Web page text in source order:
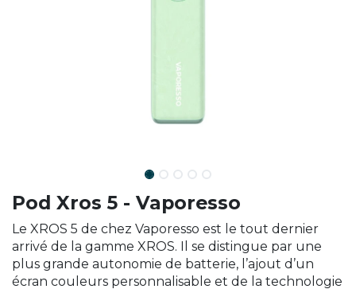
Pod Xros 5 - Vaporesso
Le XROS 5 de chez Vaporesso est le tout dernier
arrivé de la gamme XROS. Il se distingue par une
plus grande autonomie de batterie, l’ajout d’un
écran couleurs personnalisable et de la technologie